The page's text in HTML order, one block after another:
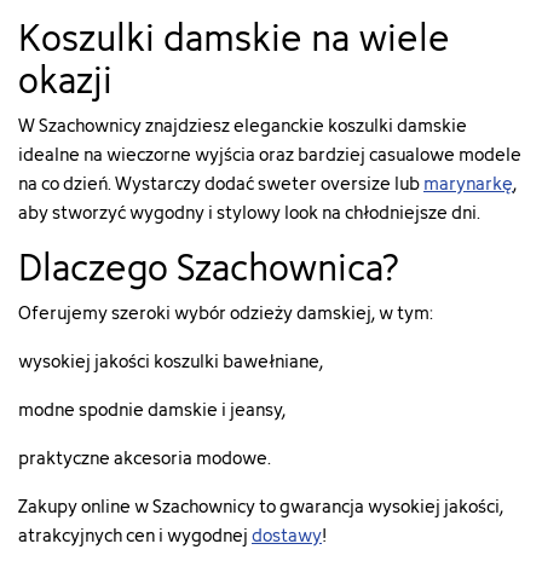
}
Koszulki damskie na wiele
okazji
W Szachownicy znajdziesz eleganckie koszulki damskie
idealne na wieczorne wyjścia oraz bardziej casualowe modele
na co dzień. Wystarczy dodać sweter oversize lubmarynarkę,
aby stworzyć wygodny i stylowy look na chłodniejsze dni.
Dlaczego Szachownica?
Oferujemy szeroki wybór odzieży damskiej, w tym:
wysokiej jakości koszulki bawełniane,
modne spodnie damskie i jeansy,
praktyczne akcesoria modowe.
Zakupy online w Szachownicy to gwarancja wysokiej jakości,
atrakcyjnych cen i wygodnejdostawy!